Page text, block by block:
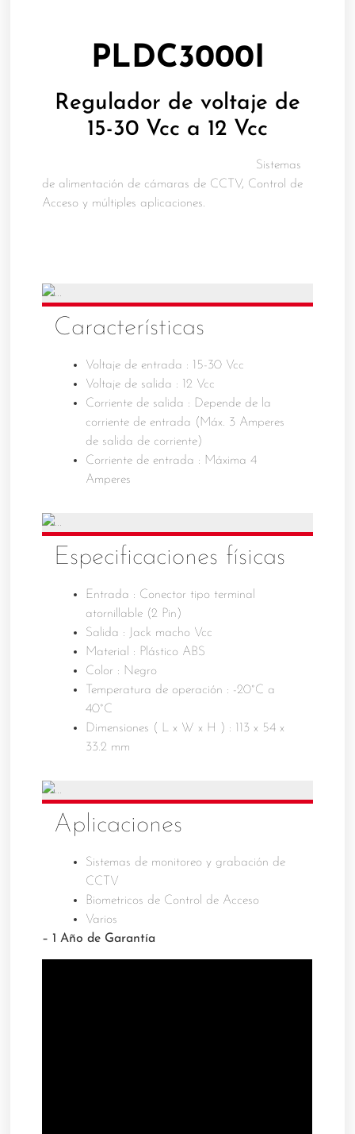
PLDC3000I
Regulador de voltaje de
15-30 Vcc a 12 Vcc
Sistemas
de alimentación de cámaras de CCTV, Control de
Acceso y múltiples aplicaciones.
Características
Voltaje de entrada : 15-30 Vcc
Voltaje de salida : 12 Vcc
Corriente de salida : Depende de la
corriente de entrada (Máx. 3 Amperes
de salida de corriente)
Corriente de entrada : Máxima 4
Amperes
Especificaciones físicas
Entrada : Conector tipo terminal
atornillable (2 Pin)
Salida : Jack macho Vcc
Material : Plástico ABS
Color : Negro
Temperatura de operación : -20°C a
40°C
Dimensiones ( L x W x H ) : 113 x 54 x
33.2 mm
Aplicaciones
Sistemas de monitoreo y grabación de
CCTV
Biometricos de Control de Acceso
Varios
– 1 Año de Garantía